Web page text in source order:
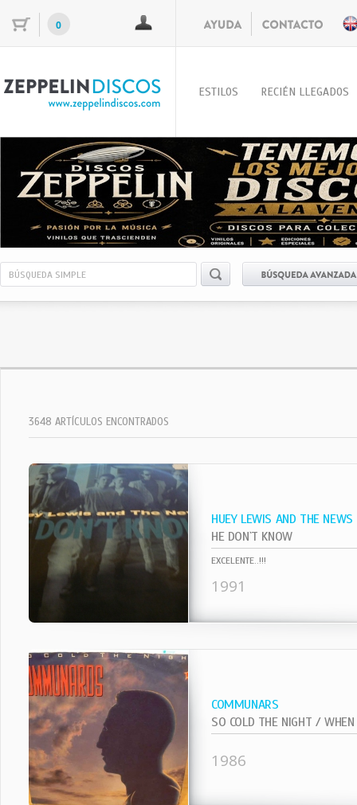
0
ESTILOS RECIÉN LLEGADOS
3648 ARTÍCULOS ENCONTRADOS
HUEY LEWIS AND THE NEWS
HE DON`T KNOW
EXCELENTE..!!!
1991
COMMUNARS
1986